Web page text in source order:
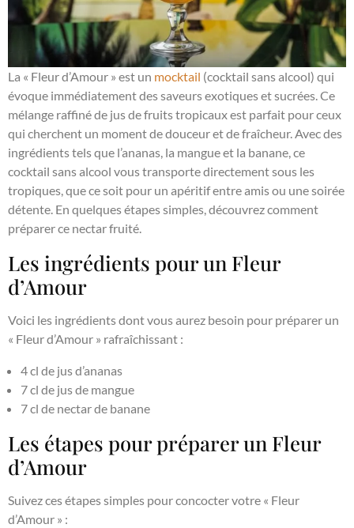
La « Fleur d’Amour » est un mocktail (cocktail sans alcool) qui
évoque immédiatement des saveurs exotiques et sucrées. Ce
mélange raffiné de jus de fruits tropicaux est parfait pour ceux
qui cherchent un moment de douceur et de fraîcheur. Avec des
ingrédients tels que l’ananas, la mangue et la banane, ce
cocktail sans alcool vous transporte directement sous les
tropiques, que ce soit pour un apéritif entre amis ou une soirée
détente. En quelques étapes simples, découvrez comment
préparer ce nectar fruité.
Les ingrédients pour un Fleur
d’Amour
Voici les ingrédients dont vous aurez besoin pour préparer un
« Fleur d’Amour » rafraîchissant :
4 cl de jus d’ananas
7 cl de jus de mangue
7 cl de nectar de banane
Les étapes pour préparer un Fleur
d’Amour
Suivez ces étapes simples pour concocter votre « Fleur
d’Amour » :